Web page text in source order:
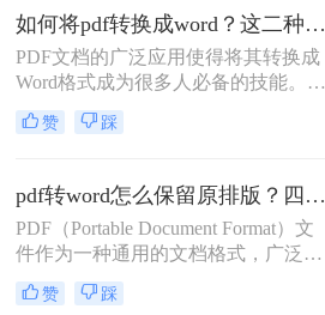
为Word格式，以满足不同的需求。那
么怎么把PDF转换成WORD呢？本文
将介绍三种PDF转Word的方法，帮助
如何将pdf转换成word？这二种方法你可以试试！
PDF文档的广泛应用使得将其转换成
Word格式成为很多人必备的技能。无
论是编辑PDF文本、复制文本内容还
是修改格式，将PDF转换成Word都能
换成word呢？本文将为你详细介绍。
赞 踩
pdf转word怎么保留原排版？四种实用方法！
PDF（Portable Document Format）文
件作为一种通用的文档格式，广泛应
用于各个领域。然而，有时我们需要
将PDF文件转换为Word文档以进行编
赞 踩